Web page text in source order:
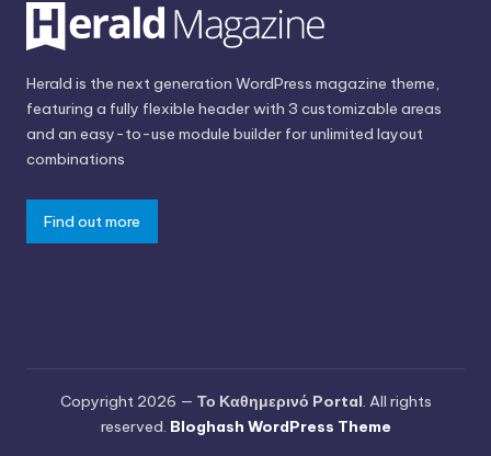
Herald is the next generation WordPress magazine theme,
featuring a fully flexible header with 3 customizable areas
and an easy-to-use module builder for unlimited layout
combinations
Find out more
Copyright 2026 — Το Καθημερινό Portal. All rights
reserved. Bloghash WordPress Theme